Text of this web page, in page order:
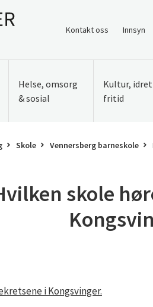
Kontakt oss Innsyn
Helse, omsorg
& sosial
Kultur,
fritid
Skole Vennersberg barneskole
skole
i Kongsvinger.